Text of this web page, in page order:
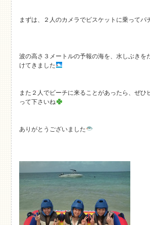
まずは、２人のカメラでビスケットに乗ってパ
波の高さ３メートルの予報の海を、水しぶきを
けてきました
また２人でビーチに来ることがあったら、ぜひ
って下さいね
ありがとうございました